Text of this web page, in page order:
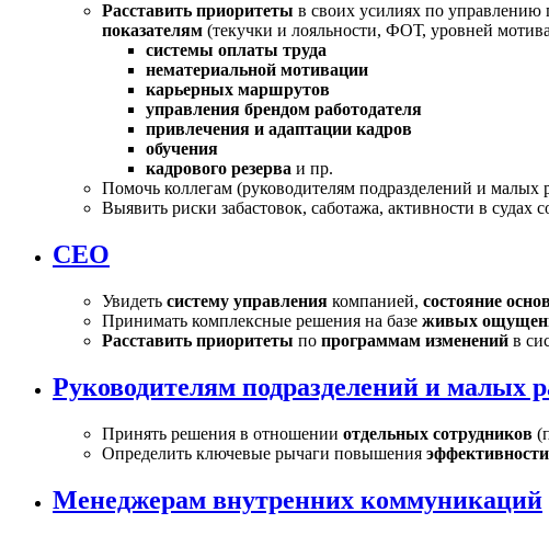
Расставить приоритеты в своих усилиях по
показателям (текучки и лояльности, ФОТ, уровней
системы оплаты труда
нематериальной мотивации
карьерных маршрутов
управления брендом работодателя
привлечения и адаптации кадров
обучения
кадрового резерва и пр.
Помочь коллегам (руководителям подразделений и малых
Выявить риски забастовок, саботажа, активности в
СЕО
Увидеть систему управления компанией, состояние
Принимать комплексные решения на базе живых
Расставить приоритеты по программам изменений в
Руководителям подразделений и малых
Принять решения в отношении отдельных сотрудников
Определить ключевые рычаги повышения
Менеджерам внутренних коммуникаций